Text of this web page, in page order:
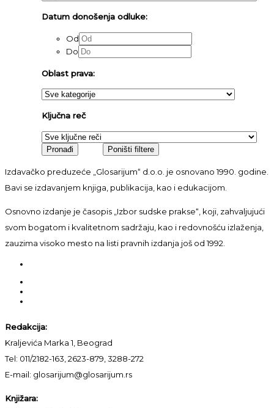
Datum donošenja odluke:
Od
Do
Oblast prava:
Ključna reč
Izdavačko preduzeće „Glosarijum“ d.o.o. je osnovano 1990. godine.
Bavi se izdavanjem knjiga, publikacija, kao i edukacijom.
Osnovno izdanje je časopis „Izbor sudske prakse“, koji, zahvaljujući
svom bogatom i kvalitetnom sadržaju, kao i redovnošću izlaženja,
zauzima visoko mesto na listi pravnih izdanja još od 1992.
Redakcija:
Kraljevića Marka 1, Beograd
Tel: 011/2182-163, 2623-879, 3288-272
E-mail: glosarijum@glosarijum.rs
Knjižara: